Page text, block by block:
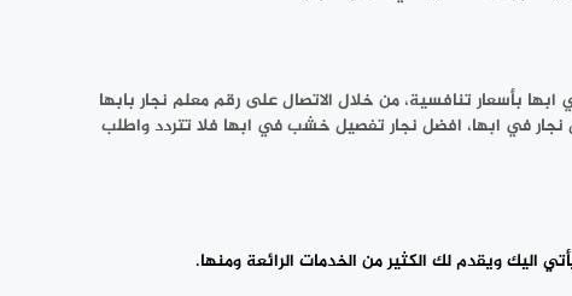
في ابها بأسعار تنافسية، من خلال الاتصال على رقم معلم نجار بابها
في ابها، افضل نجار تفصيل خشب في ابها فلا تتردد واطلب
اليك ويقدم لك الكثير من الخدمات الرائعة ومنها.